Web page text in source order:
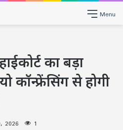
Menu
का बड़ा
कॉन्फ्रेंसिंग से होगी
2026 1